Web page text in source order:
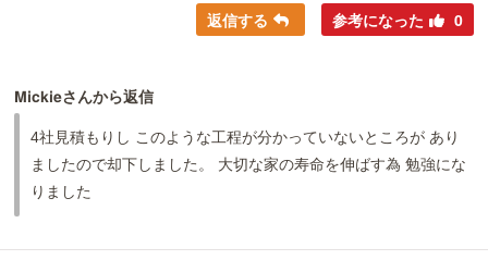
返信する 参考になった 0
Mickieさんから返信
4社見積もりし このような工程が分かっていないところが あり
ましたので却下しました。 大切な家の寿命を伸ばす為 勉強にな
りました